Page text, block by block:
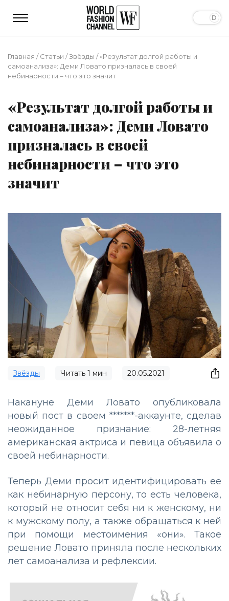
Главная /Статьи /Звёзды /«Результат долгой работы и
самоанализа»: Деми Ловато призналась в своей
небинарности – что это значит
«Результат долгой работы и
самоанализа»: Деми Ловато
призналась в своей
небинарности – что это
значит
Звёзды Читать 1 мин 20.05.2021
Накануне Деми Ловато опубликовала
новый пост в своем *******-аккаунте, сделав
неожиданное признание: 28-летняя
американская актриса и певица объявила о
своей небинарности.
Теперь Деми просит идентифицировать ее
как небинарную персону, то есть человека,
который не относит себя ни к женскому, ни
к мужскому полу, а также обращаться к ней
при помощи местоимения «они». Такое
решение Ловато приняла после нескольких
лет самоанализа и рефлексии.